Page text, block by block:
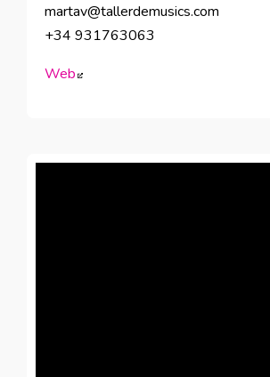
martav@tallerdemusics.com
+34 931763063
Web